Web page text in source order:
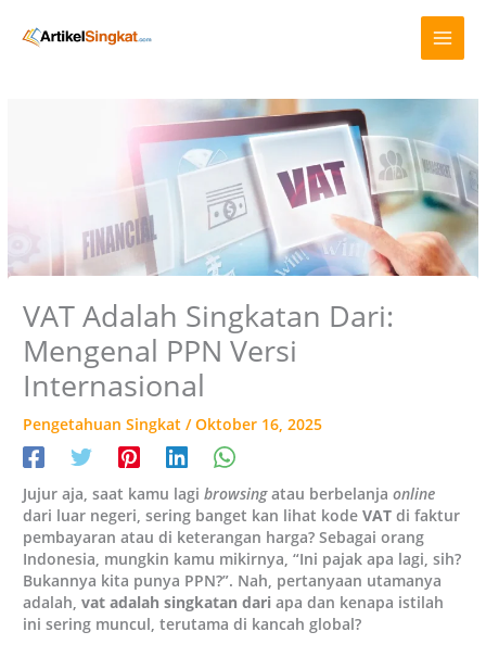
konten
r
VAT Adalah Singkatan Dari:
Mengenal PPN Versi
Internasional
Pengetahuan Singkat /Oktober 16, 2025
Jujur aja, saat kamu lagibrowsingatau berbelanjaonline
dari luar negeri, sering banget kan lihat kodeVAT di faktur
pembayaran atau di keterangan harga? Sebagai orang
Indonesia, mungkin kamu mikirnya, “Ini pajak apa lagi, sih?
Bukannya kita punya PPN?”. Nah, pertanyaan utamanya
adalah,vat adalah singkatan dari apa dan kenapa istilah
ini sering muncul, terutama di kancah global?